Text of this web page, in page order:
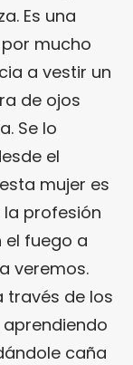
Es una
mucho
a vestir un
de ojos
Se lo
el
mujer es
profesión
el fuego a
veremos.
través de los
aprendiendo
caña